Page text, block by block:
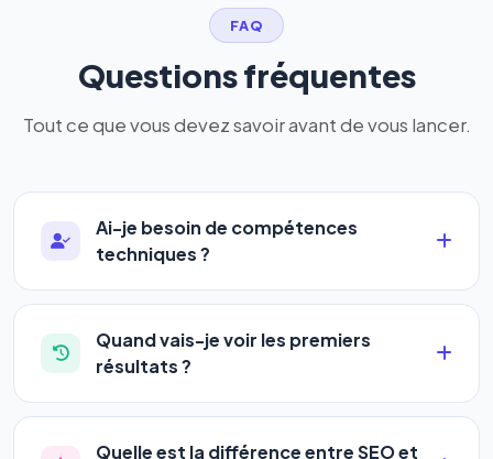
FAQ
Questions fréquentes
Tout ce que vous devez savoir avant de vous lancer.
Ai-je besoin de compétences
techniques ?
Absolument pas. Notre logiciel a été conçu pour
être accessible àtous les profils: artisans,
commerçants, auto-entrepreneurs, PME ou
complexe — vous renseignez l'adresse de votre
site, décrivez votre activité, et le logiciel gère tout
Quand vais-je voir les premiers
résultats ?
La plupart de nos utilisateurs observent une
amélioration de leur positionnement en4 à 6
Quelle est la différence entre SEO et